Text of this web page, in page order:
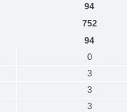
94
752
94
0
3
3
3